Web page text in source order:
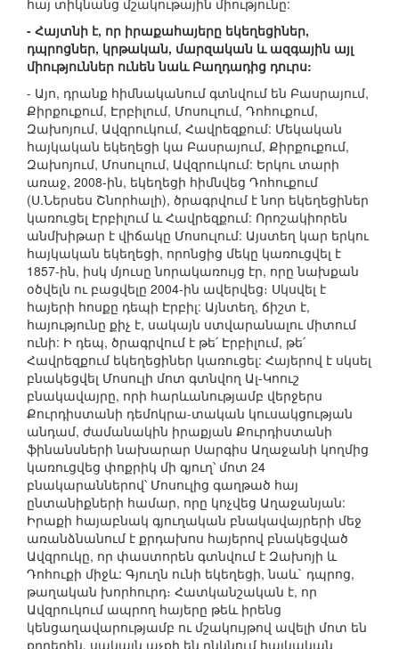
հայ տիկնանց մշակութային միությունը:
- Հայտնի է, որ իրաքահայերը եկեղեցիներ,
դպրոցներ, կրթական, մարզական և ազգային այլ
միություններ ունեն նաև Բաղդադից դուրս:
- Այո, դրանք հիմնականում գտնվում են Բասրայում,
Քիրքուքում, Էրբիլում, Մոսուլում, Դոհուքում,
Զախոյում, Ավզրուկում, Հավրեզքում: Մեկական
հայկական եկեղեցի կա Բասրայում, Քիրքուքում,
Զախոյում, Մոսուլում, Ավզրուկում: Երկու տարի
առաջ, 2008-ին, եկեղեցի հիմնվեց Դոհուքում
(Ս.Ներսես Շնորհալի), ծրագրվում է նոր եկեղեցիներ
կառուցել Էրբիլում և Հավրեզքում: Որոշակիորեն
անմխիթար է վիճակը Մոսուլում: Այստեղ կար երկու
հայկական եկեղեցի, որոնցից մեկը կառուցվել է
1857-ին, իսկ մյուսը նորակառույց էր, որը նախքան
օծվելն ու բացվելը 2004-ին ավերվեց։ Սկսվել է
հայերի հոսքը դեպի Էրբիլ: Այնտեղ, ճիշտ է,
հայությունը քիչ է, սակայն ստվարանալու միտում
ունի: Ի դեպ, ծրագրվում է թե՛ Էրբիլում, թե՛
Հավրեզքում եկեղեցիներ կառուցել: Հայերով է սկսել
բնակեցվել Մոսուլի մոտ գտնվող Ալ-Կոուշ
բնակավայրը, որի հարևանությամբ վերջերս
Քուրդիստանի դեմոկրա-տական կուսակցության
անդամ, ժամանակին իրաքյան Քուրդիստանի
ֆինանսների նախարար Սարգիս Աղաջանի կողմից
կառուցվեց փոքրիկ մի գյուղ՝ մոտ 24
բնակարաններով՝ Մոսուլից գաղթած հայ
ընտանիքների համար, որը կոչվեց Աղաջանյան:
Իրաքի հայաբնակ գյուղական բնակավայրերի մեջ
առանձնանում է քրդախոս հայերով բնակեցված
Ավզրուկը, որ փաստորեն գտնվում է Զախոյի և
Դոհուքի միջև: Գյուղն ունի եկեղեցի, նաև` դպրոց,
թաղական խորհուրդ։ Հատկանշական է, որ
Ավզրուկում ապրող հայերը թեև իրենց
կենցաղավարությամբ ու մշակույթով ավելի մոտ են
քրդերին, սակայն աչքի են ընկնում հայկական